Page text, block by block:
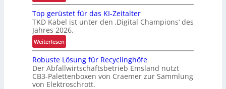
x
i
s
t
e
s
t
s
A
u
t
o
m
a
t
i
s
Top gerüstet für das KI-Zeitalter
TKD Kabel ist unter den ‚Digital Champions‘ des
Jahres 2026.
Weiterlesen:
T
o
p
g
Robuste Lösung für Recyclinghöfe
Der Abfallwirtschaftsbetrieb Emsland nutzt
CB3-Palettenboxen von Craemer zur Sammlung
von Elektroschrott.